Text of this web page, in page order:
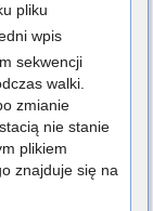
pliku
wpis
sekwencji
walki.
zmianie
nie stanie
plikiem
znajduje się na